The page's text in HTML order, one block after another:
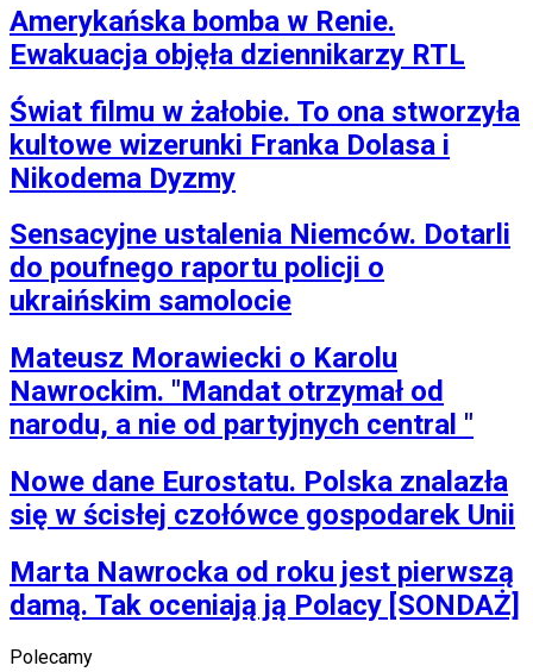
Technologia
Aktualności
Aplikacje mobilne
Internet
Nauka
Programy
Sprzęt
Muzyka
Koncerty
Recenzje
Zapowiedzi
Kultura
Książki
Sztuka
Teatr
Magia
Horoskopy
Numerologia
Sennik
Kody rabatowe
gazetaprawna.pl
INFOR.pl
ZdrowieGO.pl
Amerykańska bomba w Renie.
Ewakuacja objęła dziennikarzy RTL
Świat filmu w żałobie. To ona stworzyła
kultowe wizerunki Franka Dolasa i
Nikodema Dyzmy
Sensacyjne ustalenia Niemców. Dotarli
do poufnego raportu policji o
ukraińskim samolocie
Mateusz Morawiecki o Karolu
Nawrockim. "Mandat otrzymał od
narodu, a nie od partyjnych central "
Nowe dane Eurostatu. Polska znalazła
się w ścisłej czołówce gospodarek Unii
Marta Nawrocka od roku jest pierwszą
damą. Tak oceniają ją Polacy [SONDAŻ]
Polecamy